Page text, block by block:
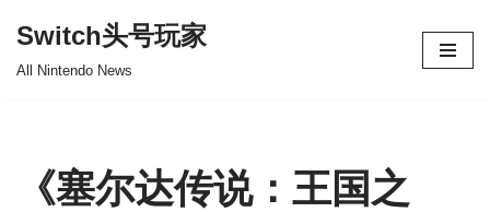
Switch头号玩家
All Nintendo News
《塞尔达传说：王国之